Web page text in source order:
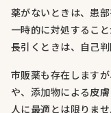
薬がないときは、患
一時的に対処するこ
長引くときは、自己
市販薬も存在します
や、添加物による皮
人に最適とは限りま